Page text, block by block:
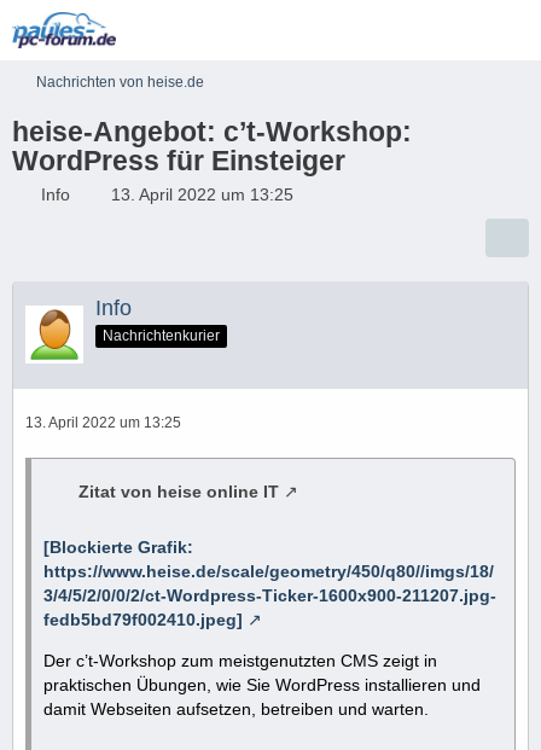
Nachrichten von heise.de
heise-Angebot: c’t-Workshop:
WordPress für Einsteiger
Info 13. April 2022 um 13:25
Info
Nachrichtenkurier
13. April 2022 um 13:25
Zitat von heise online IT
[Blockierte Grafik:
https://www.heise.de/scale/geometry/450/q80//imgs/18/
3/4/5/2/0/0/2/ct-Wordpress-Ticker-1600x900-211207.jpg-
fedb5bd79f002410.jpeg]
Der c’t-Workshop zum meistgenutzten CMS zeigt in
praktischen Übungen, wie Sie WordPress installieren und
damit Webseiten aufsetzen, betreiben und warten.